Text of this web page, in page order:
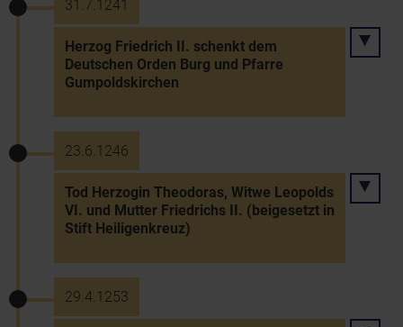
31.7.1241
Herzog Friedrich II. schenkt dem
Deutschen Orden Burg und Pfarre
Gumpoldskirchen
23.6.1246
Tod Herzogin Theodoras, Witwe Leopolds
VI. und Mutter Friedrichs II. (beigesetzt in
Stift Heiligenkreuz)
29.4.1253